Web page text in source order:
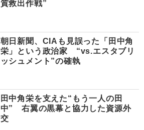
質救出作戦”
朝日新聞、CIAも見誤った「田中角
栄」という政治家 “vs.エスタブリ
ッシュメント”の確執
田中角栄を支えた“もう一人の田
中” 右翼の黒幕と協力した資源外
交